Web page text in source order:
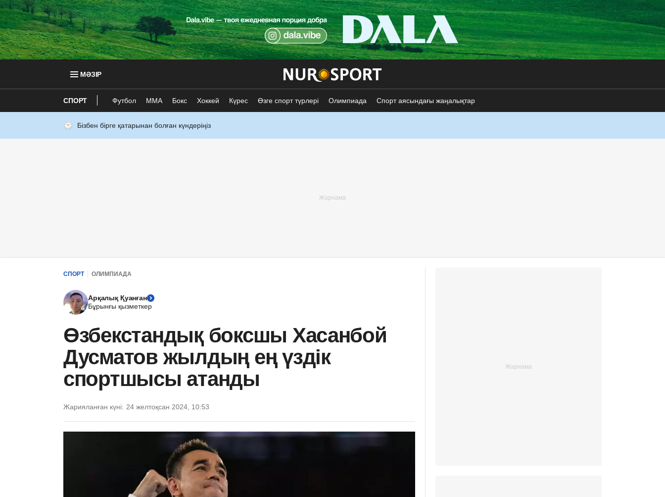
МӘЗІР
СПОРТ Футбол ММА Бокс Хоккей Күрес Өзге спорт түрлері Олимпиада Спорт аясындағы жаңалықтар
Бізбен бірге қатарынан болған күндеріңіз
СПОРТ ОЛИМПИАДА
Арқалық Қуанған
Бұрынғы қызметкер
Өзбекстандық боксшы Хасанбой
Дусматов жылдың ең үздік
спортшысы атанды
Жарияланған күні: 24 желтоқсан 2024, 10:53